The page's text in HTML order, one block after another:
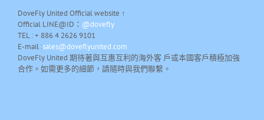
DoveFly United Official website ↑
Official LINE@ID： @dovefly
TEL : + 886 4 2626 9101
E-mail :sales@doveflyunited.com
DoveFly United 期待著與互惠互利的海外客 戶或本國客戶積極加強
合作。如需更多的細節，請隨時與我們聯繫。